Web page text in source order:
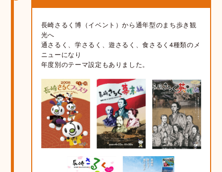
長崎さるく博（イベント）から通年型のまち歩き観
光へ
通さるく、学さるく、遊さるく、食さるく4種類のメ
ニューになり
年度別のテーマ設定もありました。